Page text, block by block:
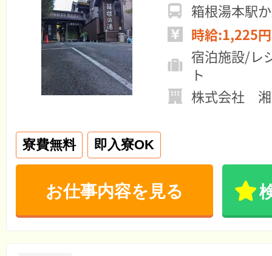
箱根湯本駅
時給:1,225
宿泊施設/レ
ト
株式会社
寮費無料 即入寮OK
お仕事内容を見る